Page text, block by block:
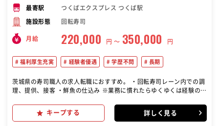
最寄駅 つくばエクスプレス つくば駅
施設形態 回転寿司
月給 220,000 円 〜 350,000 円
福利厚生充実 経験者優遇 学歴不問 長期
茨城県の寿司職人の求人転職におすすめ。 ・回転寿司レーン内での調
理、提供、接客 ・鮮魚の仕込み ※業務に慣れたらゆくゆくは経験の浅
転寿司店で調理スタッフ（寿司職人）をお任せします。 ※寿司店・回
転寿司店などで勤務経験があり寿司について一通りの知識がある方の
キープする 詳しく見る